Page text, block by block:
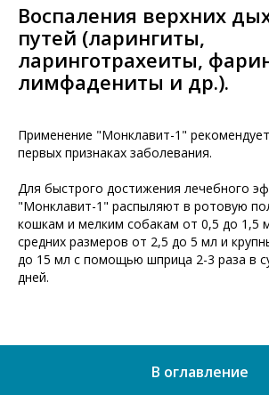
Воспаления верхних
путей (ларингиты,
ларинготрахеиты,
лимфадениты и др.).
Применение "Монклавит-1"
первых признаках заболевания.
Для быстрого достижения лечебного
"Монклавит-1" распыляют в ротовую
кошкам и мелким собакам от 0,5 до 1,5
средних размеров от 2,5 до 5 мл и
до 15 мл с помощью шприца 2-3 раза в
дней.
В оглавление